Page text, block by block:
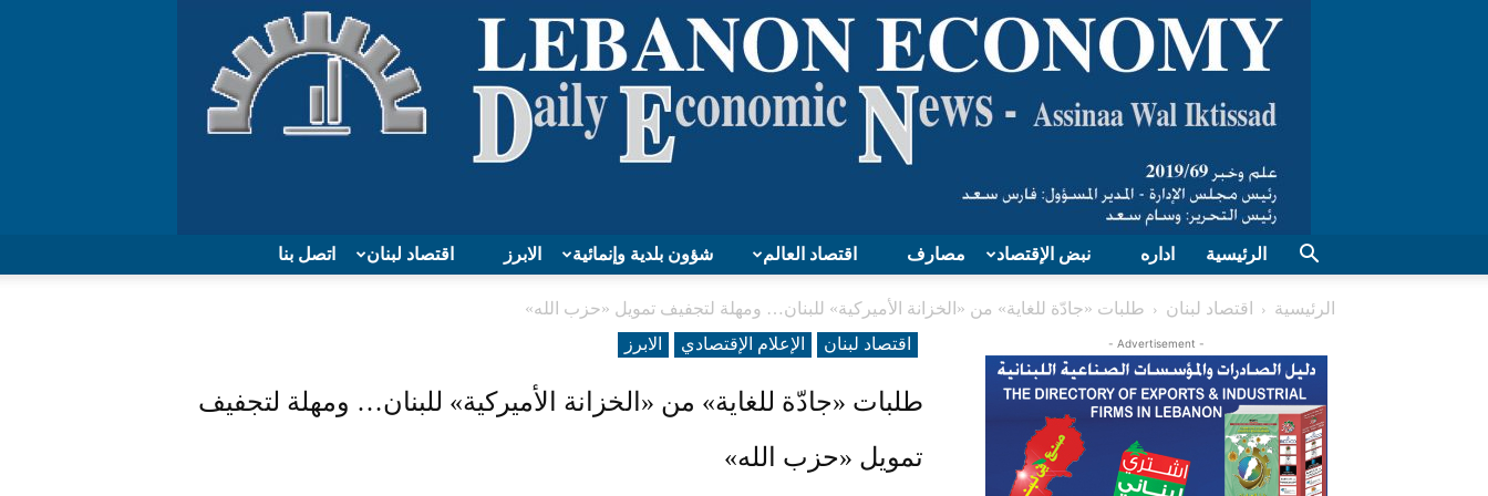
Lebanon
اتصل بنا اقتصاد لبنان الابرز شؤون بلدية وإنمائية اقتصاد العالم مصارف نبض الإقتصاد اداره الرئيسية
الرئيسية اقتصاد لبنان
طلبات «جادّة للغاية» من «الخزانة الأميركية» للبنان… ومهلة لتجفيف تمويل «حزب الله»
اقتصاد لبنان
الإعلام الإقتصادي الابرز
طلبات «جادّة للغاية» من «الخزانة الأميركية» للبنان… ومهلة لتجفيف
تمويل «حزب الله»
- Advertisement -